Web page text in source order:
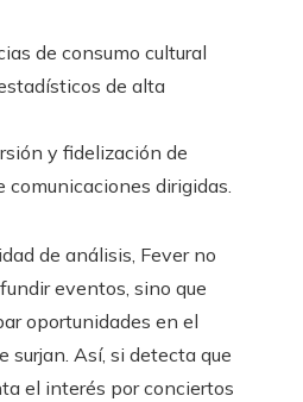
de consumo cultural
de alta
y fidelización de
comunicaciones dirigidas.
de análisis, Fever no
eventos, sino que
oportunidades en el
surjan. Así, si detecta que
el interés por conciertos